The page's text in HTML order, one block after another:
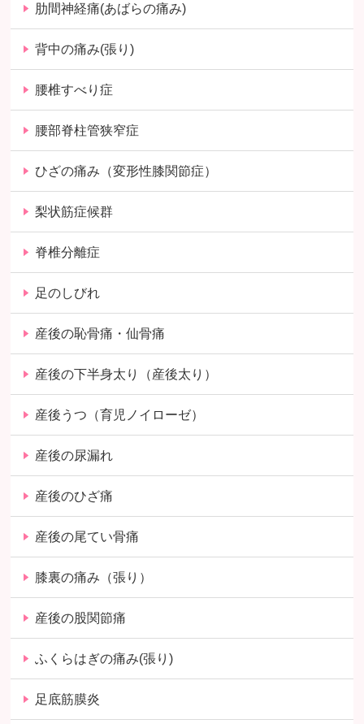
肋間神経痛(あばらの痛み)
背中の痛み(張り)
腰椎すべり症
腰部脊柱管狭窄症
ひざの痛み（変形性膝関節症）
梨状筋症候群
脊椎分離症
足のしびれ
産後の恥骨痛・仙骨痛
産後の下半身太り（産後太り）
産後うつ（育児ノイローゼ）
産後の尿漏れ
産後のひざ痛
産後の尾てい骨痛
膝裏の痛み（張り）
産後の股関節痛
ふくらはぎの痛み(張り)
足底筋膜炎